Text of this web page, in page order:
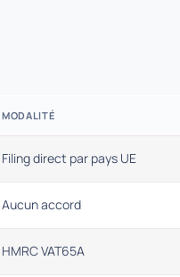
MODALITÉ
Filing direct par pays UE
Aucun accord
HMRC VAT65A